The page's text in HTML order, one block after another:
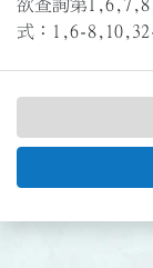
欲查詢第
式：1,6-